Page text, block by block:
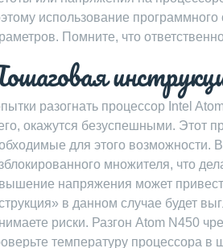
использование программного
Помните, что
разогнать процессор Intel
окажутся безуспешными. Этот
для этого возможности.
множителя, что
напряжения может
в данном случае будет
риски. Разгон Atom N450
температуру процессора